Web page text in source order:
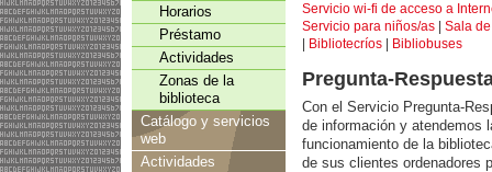
Horarios
Préstamo
Actividades
Zonas de la
biblioteca
Catálogo y servicios
web
Actividades
Servicio wi-fi de acceso a
Servicio para niños/as
Sala
Bibliotecríos Bibliobuses
Pregunta-
Con el Servicio Pregunta-
de información y atendemos
funcionamiento de la
de sus clientes ordenadores